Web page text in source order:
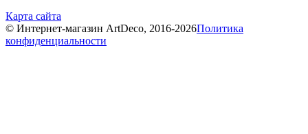
Карта сайта
© Интернет-магазин ArtDeco, 2016-2026Политика
конфиденциальности